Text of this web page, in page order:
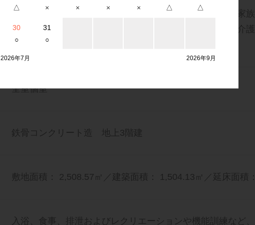
△
×
×
×
×
△
△
30
○
31
○
2026年7月 2026年9月
在宅生活中のご利用者様の生活の安定と、介護者様（ご家
減を目的として、短期間施設に入所して日常生活全般の介
できるサービスです。
全室個室
鉄骨コンクリート造 地上3階建
敷地面積： 2,508.57㎡／建築面積： 1,504.13㎡／延床面積
入浴、食事、排泄およびレクリエーションや機能訓練など